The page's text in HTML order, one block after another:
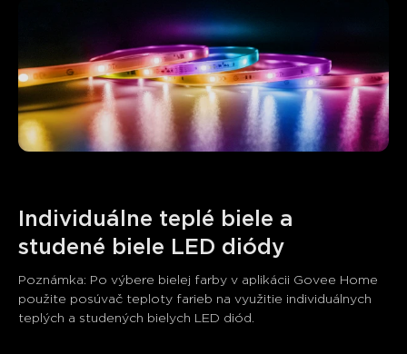
Individuálne teplé biele a
studené biele LED diódy
Poznámka: Po výbere bielej farby v aplikácii Govee Home
použite posúvač teploty farieb na využitie individuálnych
teplých a studených bielych LED diód.